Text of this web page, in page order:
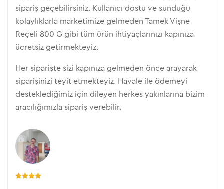
sipariş geçebilirsiniz. Kullanıcı dostu ve sunduğu
kolaylıklarla marketimize gelmeden Tamek Vişne
Reçeli 800 G gibi tüm ürün ihtiyaçlarınızı kapınıza
ücretsiz getirmekteyiz.
Her siparişte sizi kapınıza gelmeden önce arayarak
siparişinizi teyit etmekteyiz. Havale ile ödemeyi
desteklediğimiz için dileyen herkes yakınlarına bizim
aracılığımızla sipariş verebilir.